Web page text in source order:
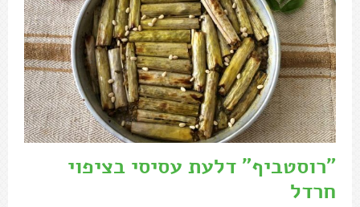
"רוסטביף" דלעת עסיסי בציפוי
חרדל